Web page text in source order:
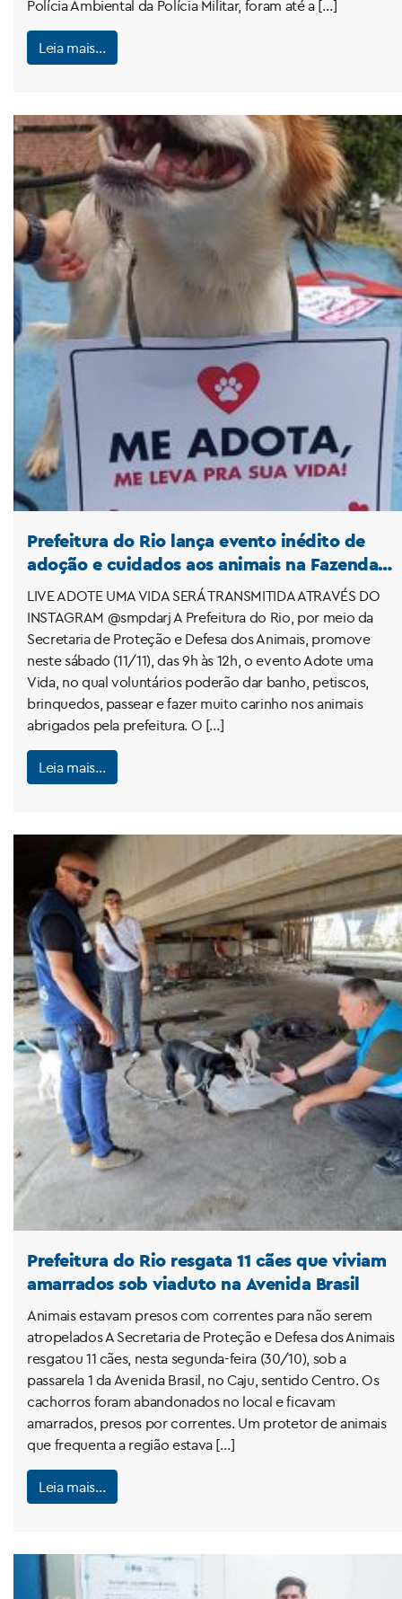
Polícia Ambiental da Polícia Militar, foram até a […]
Leia mais…
Prefeitura do Rio lança evento inédito de
adoção e cuidados aos animais na Fazenda
Modelo, neste Sábado(11)!
LIVE ADOTE UMA VIDA SERÁ TRANSMITIDA ATRAVÉS DO
INSTAGRAM @smpdarj A Prefeitura do Rio, por meio da
Secretaria de Proteção e Defesa dos Animais, promove
neste sábado (11/11), das 9h às 12h, o evento Adote uma
Vida, no qual voluntários poderão dar banho, petiscos,
brinquedos, passear e fazer muito carinho nos animais
abrigados pela prefeitura. O […]
Leia mais…
Prefeitura do Rio resgata 11 cães que viviam
amarrados sob viaduto na Avenida Brasil
Animais estavam presos com correntes para não serem
atropelados A Secretaria de Proteção e Defesa dos Animais
resgatou 11 cães, nesta segunda-feira (30/10), sob a
passarela 1 da Avenida Brasil, no Caju, sentido Centro. Os
cachorros foram abandonados no local e ficavam
amarrados, presos por correntes. Um protetor de animais
que frequenta a região estava […]
Leia mais…